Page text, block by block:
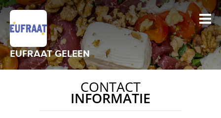
EUFRAAT GELEEN
CONTACT
INFORMATIE